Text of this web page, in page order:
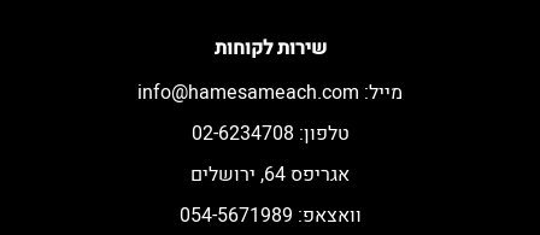
שירות לקוחות
מייל: info@hamesameach.com
טלפון: 02-6234708
אגריפס 64, ירושלים
וואצאפ: 054-5671989